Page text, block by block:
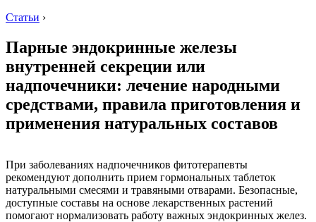
Статьи ›
Парные эндокринные железы
внутренней секреции или
надпочечники: лечение народными
средствами, правила приготовления и
применения натуральных составов
При заболеваниях надпочечников фитотерапевты
рекомендуют дополнить прием гормональных таблеток
натуральными смесями и травяными отварами. Безопасные,
доступные составы на основе лекарственных растений
помогают нормализовать работу важных эндокринных желез.